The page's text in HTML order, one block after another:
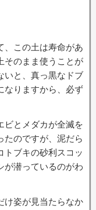
、この土は寿命があ
そのまま使うことが
いと、真っ黒なドブ
なりますから、必ず
ビとメダカが全滅を
たのですが、泥だら
トブキの砂利スコッ
が潜っているのがわ
け姿が見当たらなか